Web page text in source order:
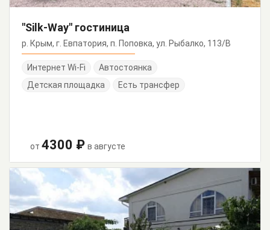
"Silk-Way" гостиница
р. Крым, г. Евпатория, п. Поповка, ул. Рыбалко, 113/В
Интернет Wi-Fi
Автостоянка
Детская площадка
Есть трансфер
от 4300 ₽ в августе